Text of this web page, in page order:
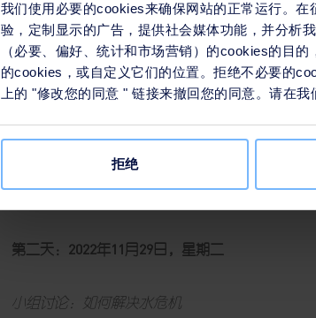
我们使用必要的cookies来确保网站的正常运行。
验，定制显示的广告，提供社会媒体功能，并分析
（必要、偏好、统计和市场营销）的cookies的目
的cookies，或自定义它们的位置。拒绝不必要的
上的 "修改您的同意 " 链接来撤回您的同意。请在我
拒绝
• 时间：10:00 - 12:20
• 演讲者：苏伊士东南亚总裁 付文凯
开幕式将由越南总理Phạm Minh Chính致开幕词.
• 主题：“在解决方案本地化的过程中，工业园
• 时间：15:30 - 16:30
• 演讲者：苏伊士东南亚总裁 付文凯
第二天：2022年11月29日，星期二
小组讨论：如何解决水危机